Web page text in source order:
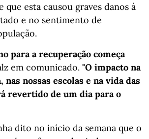
que esta causou graves danos à
e no sentimento de
para a recuperação começa
em comunicado. "O impacto na
nas nossas escolas e na vida das
revertido de um dia para o
dito no início da semana que o